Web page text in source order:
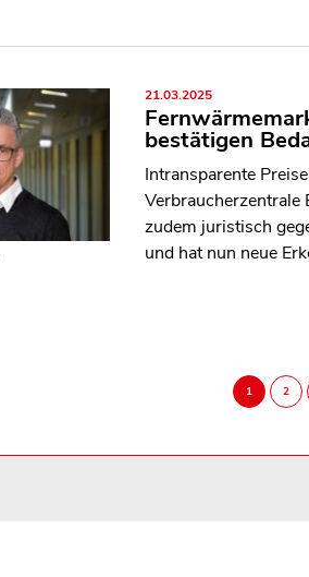
21.03.2025
bestätigen
Intransparente
zudem juristisch
und hat nun neue